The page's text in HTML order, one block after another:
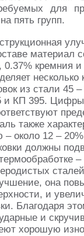
для
пять групп.
материал
0.37% кремния
несколько
из стали 45
и КП 395. Цифры
также
– около 12 –
должны
–
она
и
Благодаря
и
хорошую